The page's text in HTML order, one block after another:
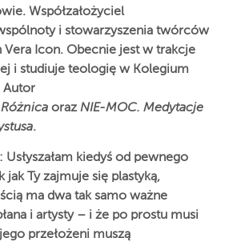
Współzałożyciel
i stowarzyszenia twórców
Vera Icon. Obecnie jest w trakcje
i studiuje teologię w Kolegium
Autor
Różnica oraz NIE-MOC. Medytacje
.
Usłyszałam kiedyś od pewnego
jak Ty zajmuje się plastyką,
ma dwa tak samo ważne
i artysty – i że po prostu musi
przełożeni muszą